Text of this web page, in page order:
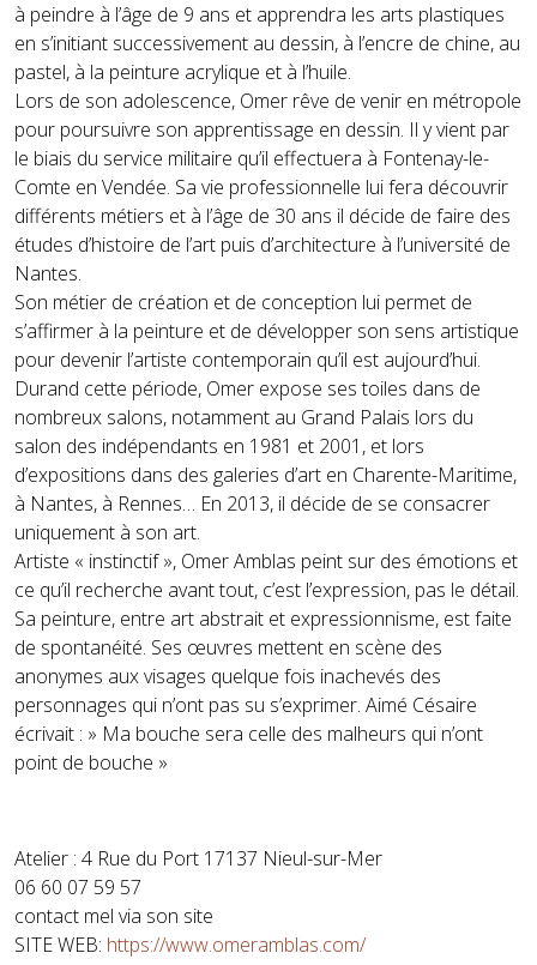
à peindre à l’âge de 9 ans et apprendra les arts plastiques
en s’initiant successivement au dessin, à l’encre de chine, au
pastel, à la peinture acrylique et à l’huile.
Lors de son adolescence, Omer rêve de venir en métropole
pour poursuivre son apprentissage en dessin. Il y vient par
le biais du service militaire qu’il effectuera à Fontenay-le-
Comte en Vendée. Sa vie professionnelle lui fera découvrir
différents métiers et à l’âge de 30 ans il décide de faire des
études d’histoire de l’art puis d’architecture à l’université de
Nantes.
Son métier de création et de conception lui permet de
s’affirmer à la peinture et de développer son sens artistique
pour devenir l’artiste contemporain qu’il est aujourd’hui.
Durand cette période, Omer expose ses toiles dans de
nombreux salons, notamment au Grand Palais lors du
salon des indépendants en 1981 et 2001, et lors
d’expositions dans des galeries d’art en Charente-Maritime,
à Nantes, à Rennes… En 2013, il décide de se consacrer
uniquement à son art.
Artiste « instinctif », Omer Amblas peint sur des émotions et
ce qu’il recherche avant tout, c’est l’expression, pas le détail.
Sa peinture, entre art abstrait et expressionnisme, est faite
de spontanéité. Ses œuvres mettent en scène des
anonymes aux visages quelque fois inachevés des
personnages qui n’ont pas su s’exprimer. Aimé Césaire
écrivait : » Ma bouche sera celle des malheurs qui n’ont
point de bouche »
Atelier : 4 Rue du Port 17137 Nieul-sur-Mer
06 60 07 59 57
contact mel via son site
SITE WEB: https://www.omeramblas.com/